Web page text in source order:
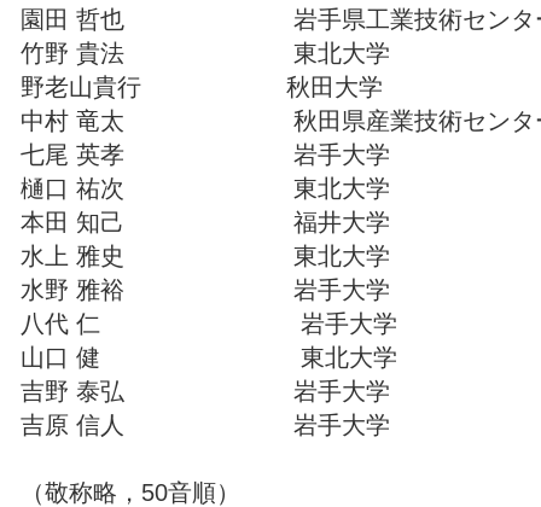
園田 哲也 岩手県工業技術センタ
竹野 貴法 東北大学
野老山貴行 秋田大学
中村 竜太 秋田県産業技術センタ
七尾 英孝 岩手大学
樋口 祐次 東北大学
本田 知己 福井大学
水上 雅史 東北大学
水野 雅裕 岩手大学
八代 仁 岩手大学
山口 健 東北大学
吉野 泰弘 岩手大学
吉原 信人 岩手大学
（敬称略，50音順）